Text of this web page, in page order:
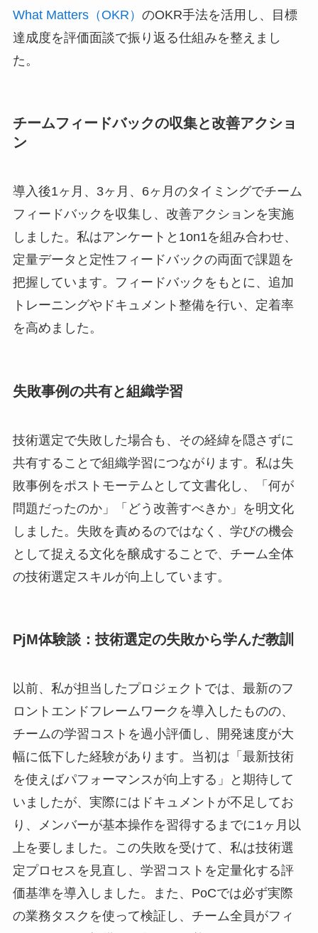
What Matters（OKR） のOKR手法を活用し、目標
達成度を評価面談で振り返る仕組みを整えまし
た。
チームフィードバックの収集と改善アクショ
ン
導入後1ヶ月、3ヶ月、6ヶ月のタイミングでチーム
フィードバックを収集し、改善アクションを実施
しました。私はアンケートと1on1を組み合わせ、
定量データと定性フィードバックの両面で課題を
把握しています。フィードバックをもとに、追加
トレーニングやドキュメント整備を行い、定着率
を高めました。
失敗事例の共有と組織学習
技術選定で失敗した場合も、その経緯を隠さずに
共有することで組織学習につながります。私は失
敗事例をポストモーテムとして文書化し、「何が
問題だったのか」「どう改善すべきか」を明文化
しました。失敗を責めるのではなく、学びの機会
として捉える文化を醸成することで、チーム全体
の技術選定スキルが向上しています。
PjM体験談：技術選定の失敗から学んだ教訓
以前、私が担当したプロジェクトでは、最新のフ
ロントエンドフレームワークを導入したものの、
チームの学習コストを過小評価し、開発速度が大
幅に低下した経験があります。当初は「最新技術
を使えばパフォーマンスが向上する」と期待して
いましたが、実際にはドキュメントが不足してお
り、メンバーが基本操作を習得するまでに1ヶ月以
上を要しました。この失敗を受けて、私は技術選
定プロセスを見直し、学習コストを定量化する評
価基準を導入しました。また、PoCでは必ず実際
の業務タスクを使って検証し、チーム全員がフィ